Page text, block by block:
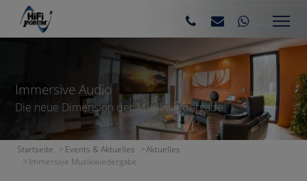
Immersive Audio
Die neue Dimension der Musikwiedergabe
Startseite Events & Aktuelles
Aktuelles
Immersive Musikwiedergabe